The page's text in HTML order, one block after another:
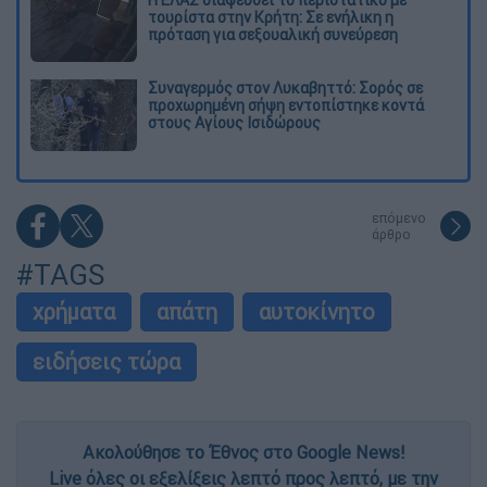
τουρίστα στην Κρήτη: Σε ενήλικη η
πρόταση για σεξουαλική συνεύρεση
Συναγερμός στον Λυκαβηττό: Σορός σε
προχωρημένη σήψη εντοπίστηκε κοντά
στους Αγίους Ισιδώρους
επόμενο
άρθρο
#TAGS
χρήματα απάτη
αυτοκίνητο
ειδήσεις τώρα
Ακολούθησε το Έθνος στο Google News!
Live όλες οι εξελίξεις λεπτό προς λεπτό, με την